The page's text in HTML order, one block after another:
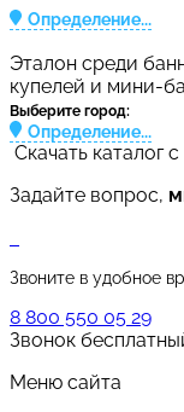
Определение...
Эталон среди
купелей и мини-
Выберите город:
Определение...
Скачать каталог
Задайте вопрос,
Звоните в удобное
8 800 550 05 29
Звонок
Меню сайта